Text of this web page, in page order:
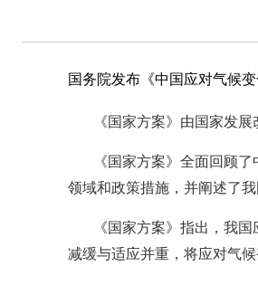
国务院发布《中国应对气候
《国家方案》由国家发
《国家方案》全面回顾了
领域和政策措施，并阐述了
《国家方案》指出，我
减缓与适应并重，将应对气